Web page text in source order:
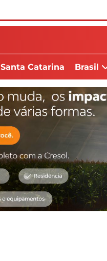
Santa Catarina Brasil